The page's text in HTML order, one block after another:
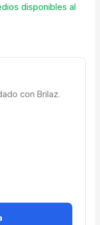
disponibles al
con Brilaz.